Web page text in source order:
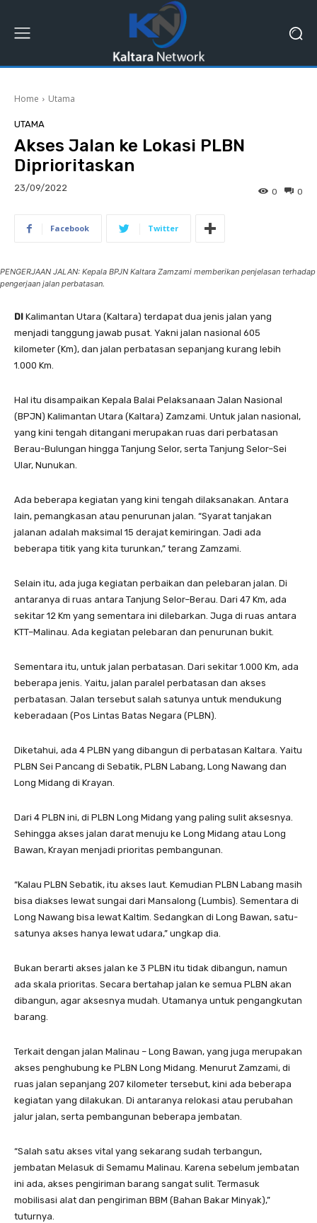
Home Utama
UTAMA
Akses Jalan ke Lokasi PLBN
Diprioritaskan
23/09/2022 0
0
Facebook Twitter
PENGERJAAN JALAN: Kepala BPJN Kaltara Zamzami memberikan penjelasan terhadap
pengerjaan jalan perbatasan.
DI Kalimantan Utara (Kaltara) terdapat dua jenis jalan yang
menjadi tanggung jawab pusat. Yakni jalan nasional 605
kilometer (Km), dan jalan perbatasan sepanjang kurang lebih
1.000 Km.
Hal itu disampaikan Kepala Balai Pelaksanaan Jalan Nasional
(BPJN) Kalimantan Utara (Kaltara) Zamzami. Untuk jalan nasional,
yang kini tengah ditangani merupakan ruas dari perbatasan
Berau-Bulungan hingga Tanjung Selor, serta Tanjung Selor–Sei
Ular, Nunukan.
Ada beberapa kegiatan yang kini tengah dilaksanakan. Antara
lain, pemangkasan atau penurunan jalan. “Syarat tanjakan
jalanan adalah maksimal 15 derajat kemiringan. Jadi ada
beberapa titik yang kita turunkan,” terang Zamzami.
Selain itu, ada juga kegiatan perbaikan dan pelebaran jalan. Di
antaranya di ruas antara Tanjung Selor–Berau. Dari 47 Km, ada
sekitar 12 Km yang sementara ini dilebarkan. Juga di ruas antara
KTT–Malinau. Ada kegiatan pelebaran dan penurunan bukit.
Sementara itu, untuk jalan perbatasan. Dari sekitar 1.000 Km, ada
beberapa jenis. Yaitu, jalan paralel perbatasan dan akses
perbatasan. Jalan tersebut salah satunya untuk mendukung
keberadaan (Pos Lintas Batas Negara (PLBN).
Diketahui, ada 4 PLBN yang dibangun di perbatasan Kaltara. Yaitu
PLBN Sei Pancang di Sebatik, PLBN Labang, Long Nawang dan
Long Midang di Krayan.
Dari 4 PLBN ini, di PLBN Long Midang yang paling sulit aksesnya.
Sehingga akses jalan darat menuju ke Long Midang atau Long
Bawan, Krayan menjadi prioritas pembangunan.
“Kalau PLBN Sebatik, itu akses laut. Kemudian PLBN Labang masih
bisa diakses lewat sungai dari Mansalong (Lumbis). Sementara di
Long Nawang bisa lewat Kaltim. Sedangkan di Long Bawan, satu-
satunya akses hanya lewat udara,” ungkap dia.
Bukan berarti akses jalan ke 3 PLBN itu tidak dibangun, namun
ada skala prioritas. Secara bertahap jalan ke semua PLBN akan
dibangun, agar aksesnya mudah. Utamanya untuk pengangkutan
barang.
Terkait dengan jalan Malinau – Long Bawan, yang juga merupakan
akses penghubung ke PLBN Long Midang. Menurut Zamzami, di
ruas jalan sepanjang 207 kilometer tersebut, kini ada beberapa
kegiatan yang dilakukan. Di antaranya relokasi atau perubahan
jalur jalan, serta pembangunan beberapa jembatan.
“Salah satu akses vital yang sekarang sudah terbangun,
jembatan Melasuk di Semamu Malinau. Karena sebelum jembatan
ini ada, akses pengiriman barang sangat sulit. Termasuk
mobilisasi alat dan pengiriman BBM (Bahan Bakar Minyak),”
tuturnya.